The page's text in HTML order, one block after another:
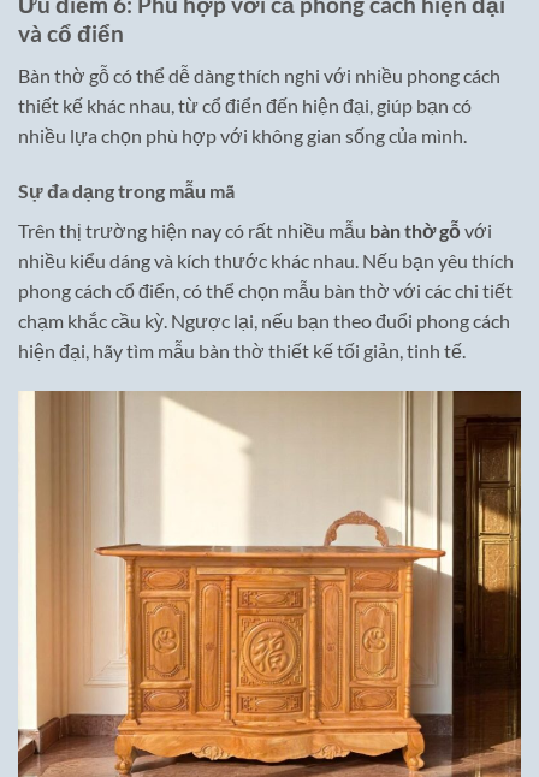
và cổ điển
Bàn thờ gỗ có thể dễ dàng thích nghi với nhiều phong cách
thiết kế khác nhau, từ cổ điển đến hiện đại, giúp bạn có
nhiều lựa chọn phù hợp với không gian sống của mình.
Sự đa dạng trong mẫu mã
Trên thị trường hiện nay có rất nhiều mẫu bàn thờ gỗ với
nhiều kiểu dáng và kích thước khác nhau. Nếu bạn yêu thích
phong cách cổ điển, có thể chọn mẫu bàn thờ với các chi tiết
chạm khắc cầu kỳ. Ngược lại, nếu bạn theo đuổi phong cách
hiện đại, hãy tìm mẫu bàn thờ thiết kế tối giản, tinh tế.